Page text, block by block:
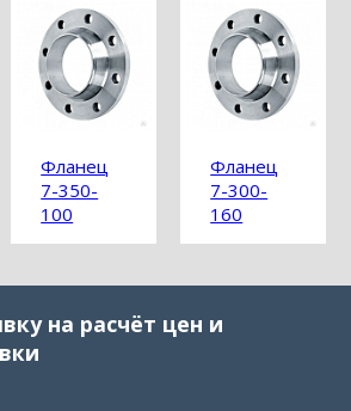
Фланец
7-350-
100
Фланец
7-300-
160
на расчёт цен и